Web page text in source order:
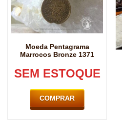
Moeda Pentagrama
Marrocos Bronze 1371
SEM ESTOQUE
COMPRAR